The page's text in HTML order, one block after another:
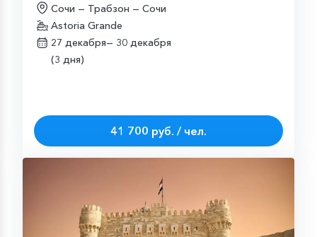
Сочи — Трабзон — Сочи
Astoria Grande
27 декабря— 30 декабря
(3 дня)
41 700 руб. / чел.